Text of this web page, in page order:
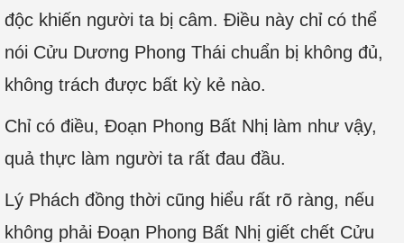
độc khiến người ta bị câm. Điều này chỉ có thể
nói Cửu Dương Phong Thái chuẩn bị không đủ,
không trách được bất kỳ kẻ nào.
Chỉ có điều, Đoạn Phong Bất Nhị làm như vậy,
quả thực làm người ta rất đau đầu.
Lý Phách đồng thời cũng hiểu rất rõ ràng, nếu
không phải Đoạn Phong Bất Nhị giết chết Cửu